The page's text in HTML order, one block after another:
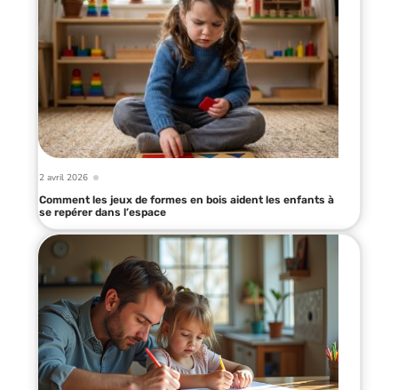
2 avril 2026
Comment les jeux de formes en bois aident les enfants à
se repérer dans l’espace